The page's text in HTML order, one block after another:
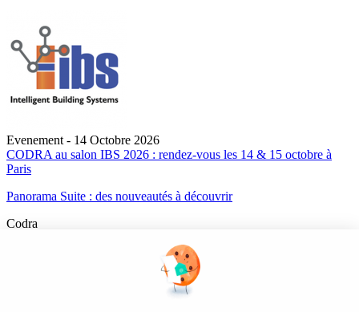
Evenement - 14 Octobre 2026
CODRA au salon IBS 2026 : rendez-vous les 14 & 15 octobre à
Paris
Panorama Suite : des nouveautés à découvrir
Codra
Éditeur des logiciels Panorama Suite et COOX Origin, CODRA est
également un acteur reconnu dans le secteur de l'ingénierie logicielle